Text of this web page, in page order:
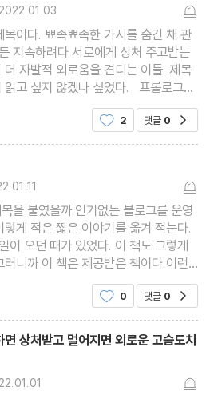
지 모르겠어
수 줄이기
’의 순간
하기
!
람
여 듣기
각
2022.01.03
목이다. 뾰족뾰족한 가시를 숨긴 채 관
지속하려다 서로에게 상처 주고받는
더 자발적 외로움을 견디는 이들. 제목
싶지 않겠나 싶었다. 프롤로그에
, 접속만으로도 쉽게 만날 수 있지만 정
운 시대, 라는 그래서 만남이 더 어려
2 댓글 0
을 붙였을까.인기없는 블로그를 운영
렇게 적은 짧은 이야기를 옮겨 적는다.
이 오던 때가 있었다. 이 책도 그렇게
러니까 이 책은 제공받은 책이다.이런
가까이하면 상처받고 멀어지면 외로운
게]제목이 좋아서 읽어보고 싶다고 했
속에서
0 댓글 0
상처받고 멀어지면 외로운 고슴도치